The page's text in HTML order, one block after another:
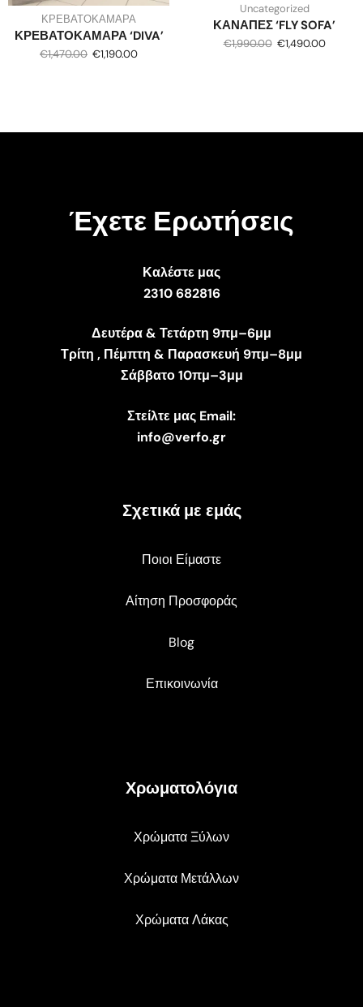
ΚΡΕΒΑΤΟΚΑΜΑΡΑ
ΚΡΕΒΑΤΟΚΑΜΑΡΑ ‘DIVA’
€1,470.00 €1,190.00
Uncategorized
ΚΑΝΑΠΕΣ ‘FLY SOFA’
€1,990.00 €1,490.00
Έχετε Ερωτήσεις
Καλέστε μας
2310 682816
Δευτέρα & Τετάρτη 9πμ–6μμ
Τρίτη , Πέμπτη & Παρασκευή 9πμ–8μμ
Σάββατο 10πμ–3μμ
Στείλτε μας Email:
info@verfo.gr
Σχετικά με εμάς
Ποιοι Είμαστε
Αίτηση Προσφοράς
Blog
Επικοινωνία
Χρωματολόγια
Χρώματα Ξύλων
Χρώματα Μετάλλων
Χρώματα Λάκας